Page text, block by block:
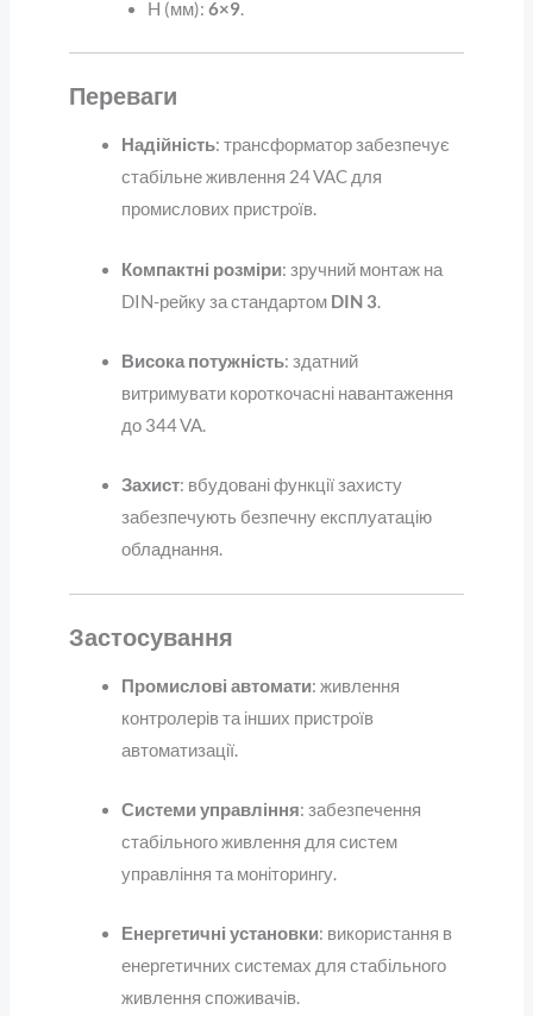
H (мм): 6×9.
Переваги
Надійність: трансформатор забезпечує
стабільне живлення 24 VAC для
промислових пристроїв.
Компактні розміри: зручний монтаж на
DIN-рейку за стандартом DIN 3.
Висока потужність: здатний
витримувати короткочасні навантаження
до 344 VA.
Захист: вбудовані функції захисту
забезпечують безпечну експлуатацію
обладнання.
Застосування
Промислові автомати: живлення
контролерів та інших пристроїв
автоматизації.
Системи управління: забезпечення
стабільного живлення для систем
управління та моніторингу.
Енергетичні установки: використання в
енергетичних системах для стабільного
живлення споживачів.